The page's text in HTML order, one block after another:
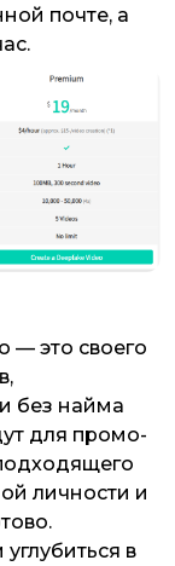
почте, а
— это своего
без найма
для промо-
личности и
в